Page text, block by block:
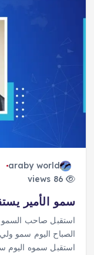
araby world
86 views
سمو الأمير
استقبل صاحب السمو
الصباح اليوم سمو
استقبل سموه اليوم